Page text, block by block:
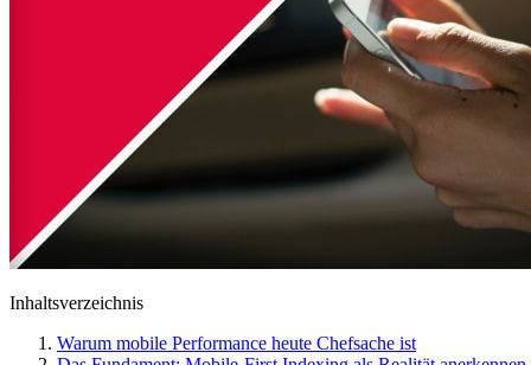
Inhaltsverzeichnis
Warum mobile Performance heute Chefsache ist